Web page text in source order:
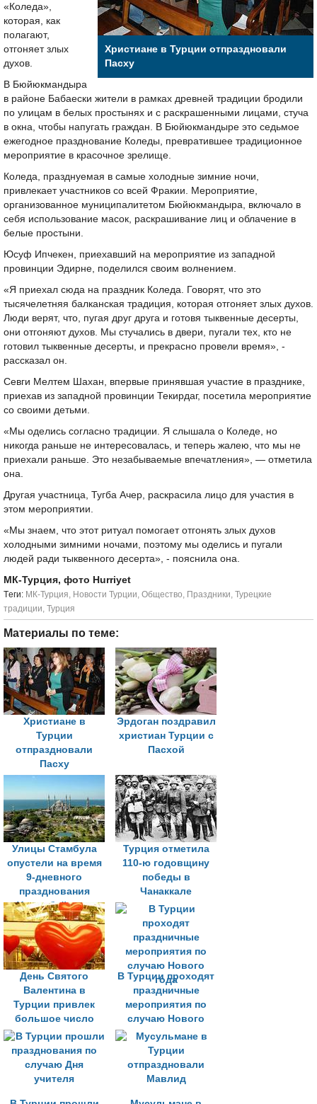
Христиане в Турции отпраздновали
Пасху
«Коледа»,
которая, как
полагают,
отгоняет злых
духов.
В Бюйюкмандыра
в районе Бабаески жители в рамках древней традиции бродили
по улицам в белых простынях и с раскрашенными лицами, стуча
в окна, чтобы напугать граждан. В Бюйюкмандыре это седьмое
ежегодное празднование Коледы, превратившее традиционное
мероприятие в красочное зрелище.
Коледа, празднуемая в самые холодные зимние ночи,
привлекает участников со всей Фракии. Мероприятие,
организованное муниципалитетом Бюйюкмандыра, включало в
себя использование масок, раскрашивание лиц и облачение в
белые простыни.
Юсуф Ипчекен, приехавший на мероприятие из западной
провинции Эдирне, поделился своим волнением.
«Я приехал сюда на праздник Коледа. Говорят, что это
тысячелетняя балканская традиция, которая отгоняет злых духов.
Люди верят, что, пугая друг друга и готовя тыквенные десерты,
они отгоняют духов. Мы стучались в двери, пугали тех, кто не
готовил тыквенные десерты, и прекрасно провели время», -
рассказал он.
Севги Мелтем Шахан, впервые принявшая участие в празднике,
приехав из западной провинции Текирдаг, посетила мероприятие
со своими детьми.
«Мы оделись согласно традиции. Я слышала о Коледе, но
никогда раньше не интересовалась, и теперь жалею, что мы не
приехали раньше. Это незабываемые впечатления», — отметила
она.
Другая участница, Тугба Ачер, раскрасила лицо для участия в
этом мероприятии.
«Мы знаем, что этот ритуал помогает отгонять злых духов
холодными зимними ночами, поэтому мы оделись и пугали
людей ради тыквенного десерта», - пояснила она.
МК-Турция, фото Hurriyet
Tеги: МК-Турция, Новости Турции, Общество, Праздники, Турецкие
традиции, Турция
Материалы по теме:
Христиане в
Турции
отпраздновали
Пасху
Эрдоган поздравил
христиан Турции с
Пасхой
Улицы Стамбула
опустели на время
9-дневного
празднования
Ураза-байрама
Турция отметила
110-ю годовщину
победы в
Чанаккале
День Святого
Валентина в
Турции привлек
большое число
туристов
В Турции проходят
праздничные
мероприятия по
случаю Нового
года